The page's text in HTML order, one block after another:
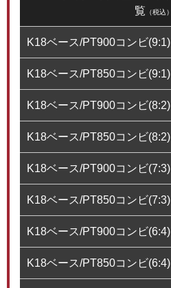
覧 （税込）
K18ベース/PT900コンビ(9:1)
K18ベース/PT850コンビ(9:1)
K18ベース/PT900コンビ(8:2)
K18ベース/PT850コンビ(8:2)
K18ベース/PT900コンビ(7:3)
K18ベース/PT850コンビ(7:3)
K18ベース/PT900コンビ(6:4)
K18ベース/PT850コンビ(6:4)